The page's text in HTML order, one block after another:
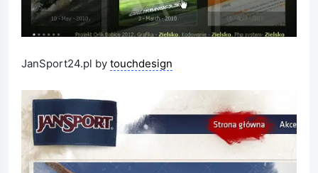
JanSport24.pl by touchdesign